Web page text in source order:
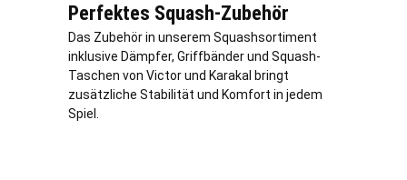
Perfektes Squash-Zubehör
Das Zubehör in unserem Squashsortiment
inklusive Dämpfer, Griffbänder und Squash-
Taschen von Victor und Karakal bringt
zusätzliche Stabilität und Komfort in jedem
Spiel.